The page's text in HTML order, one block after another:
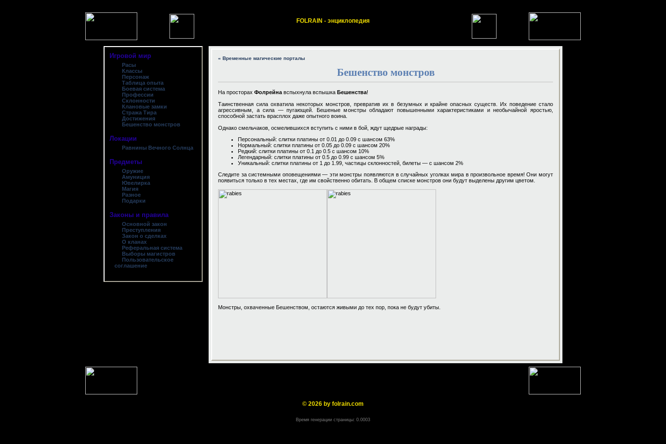
FOLRAIN - энциклопедия
Игровой мир
Расы
Классы
Персонаж
Таблица опыта
Боевая система
Профессии
Склонности
Клановые замки
Стража Тира
Достижения
Бешенство монстров
Локации
Равнины Вечного Солнца
Предметы
Оружие
Амуниция
Ювелирка
Магия
Разное
Подарки
Законы и правила
Основной закон
Преступления
Закон о сделках
О кланах
Реферальная система
Выборы магистров
Пользовательское
соглашение
« Временные магические порталы
Бешенство монстров
На просторах Фолрейна вспыхнула вспышка Бешенства!
Таинственная сила охватила некоторых монстров, превратив их в безумных и крайне опасных существ. Их поведение стало
агрессивным, а сила — пугающей. Бешеные монстры обладают повышенными характеристиками и необычайной яростью,
способной застать врасплох даже опытного воина.
Однако смельчаков, осмелившихся вступить с ними в бой, ждут щедрые награды:
Персональный: слитки платины от 0.01 до 0.09 с шансом 63%
Нормальный: слитки платины от 0.05 до 0.09 с шансом 20%
Редкий: слитки платины от 0.1 до 0.5 с шансом 10%
Легендарный: слитки платины от 0.5 до 0.99 с шансом 5%
Уникальный: слитки платины от 1 до 1.99, частицы склонностей, билеты — с шансом 2%
Следите за системными оповещениями — эти монстры появляются в случайных уголках мира в произвольное время! Они могут
появиться только в тех местах, где им свойственно обитать. В общем списке монстров они будут выделены другим цветом.
Монстры, охваченные Бешенством, остаются живыми до тех пор, пока не будут убиты.
© 2026 by folrain.com
Время генерации страницы: 0.0003